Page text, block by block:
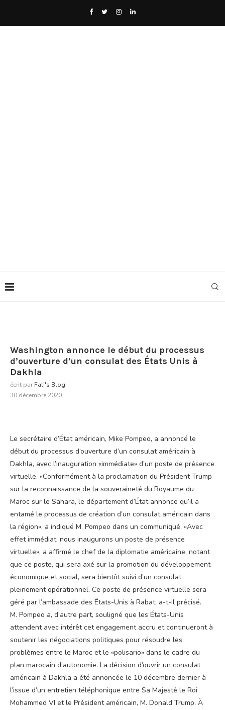
Washington annonce le début du processus
d’ouverture d’un consulat des États Unis à
Dakhla
écrit par Fati's Blog
30 décembre 2020
Le secrétaire d’État américain, Mike Pompeo, a annoncé le
début du processus d’ouverture d’un consulat américain à
Dakhla, avec l’inauguration «immédiate» d’un poste de présence
virtuelle. «Conformément à la proclamation du Président Trump
sur la reconnaissance de la souveraineté du Royaume du
Maroc sur le Sahara, le département d’État annonce qu’il a
entamé le processus de création d’un consulat américain dans
la région», a indiqué M. Pompeo dans un communiqué. «Avec
effet immédiat, nous inaugurons un poste de présence
virtuelle», a affirmé le chef de la diplomatie américaine, notant
que ce poste, qui sera axé sur la promotion du développement
économique et social, sera bientôt suivi d’un consulat
pleinement opérationnel. Ce poste de présence virtuelle sera
géré par l’ambassade des États-Unis à Rabat, a-t-il précisé.
M. Pompeo a, d’autre part, souligné que les États-Unis
attendent avec intérêt cet engagement accru et continueront à
soutenir les négociations politiques pour résoudre les
problèmes entre le Maroc et le «polisario» dans le cadre du
plan marocain d’autonomie. La décision d’ouvrir un consulat
américain à Dakhla a été annoncée le 10 décembre dernier à
l’issue d’un entretien téléphonique entre Sa Majesté le Roi
Mohammed VI et le Président américain, M. Donald Trump. À